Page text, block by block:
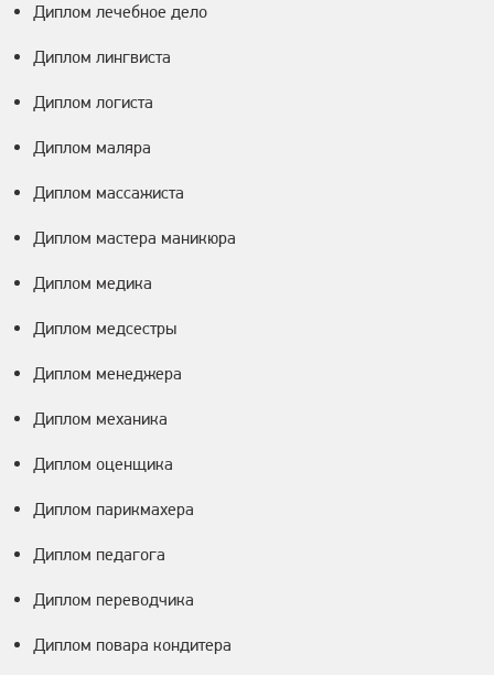
Диплом лечебное дело
Диплом лингвиста
Диплом логиста
Диплом маляра
Диплом массажиста
Диплом мастера маникюра
Диплом медика
Диплом медсестры
Диплом менеджера
Диплом механика
Диплом оценщика
Диплом парикмахера
Диплом педагога
Диплом переводчика
Диплом повара кондитера